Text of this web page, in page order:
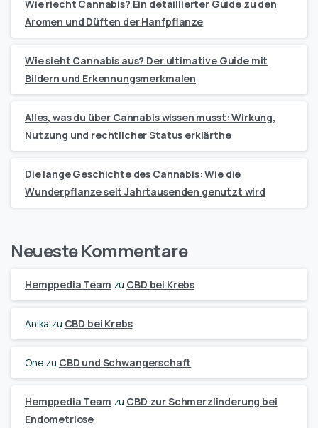
Wie riecht Cannabis? Ein detaillierter Guide zu den
Aromen und Düften der Hanfpflanze
Wie sieht Cannabis aus? Der ultimative Guide mit
Bildern und Erkennungsmerkmalen
Alles, was du über Cannabis wissen musst: Wirkung,
Nutzung und rechtlicher Status erklärthe
Die lange Geschichte des Cannabis: Wie die
Wunderpflanze seit Jahrtausenden genutzt wird
Neueste Kommentare
Hemppedia Team zu CBD bei Krebs
Anika zu CBD bei Krebs
One zu CBD und Schwangerschaft
Hemppedia Team zu CBD zur Schmerzlinderung bei
Endometriose